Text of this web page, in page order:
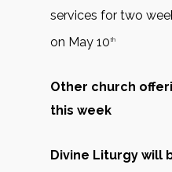
services for two
on May 10th
Other church
this week
Divine Liturgy will